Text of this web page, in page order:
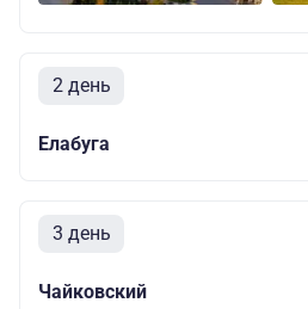
2 день
Елабуга
3 день
Чайковский